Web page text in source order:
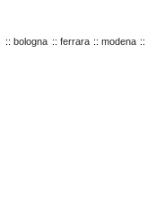
:: bologna :: ferrara :: modena ::